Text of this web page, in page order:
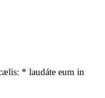
* laudáte eum in